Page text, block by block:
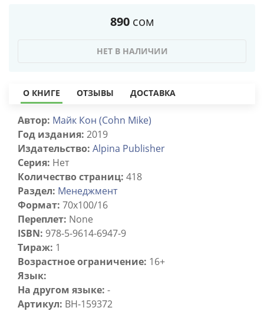
890 сом
НЕТ В НАЛИЧИИ
О КНИГЕ ОТЗЫВЫ ДОСТАВКА
Автор: Майк Кон (Cohn Mike)
Год издания: 2019
Издательство: Alpina Publisher
Серия: Нет
Количество страниц: 418
Раздел: Менеджмент
Формат: 70x100/16
Переплет: None
ISBN: 978-5-9614-6947-9
Тираж: 1
Возрастное ограничение: 16+
Язык:
На другом языке: -
Артикул: BH-159372